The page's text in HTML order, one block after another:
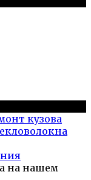
кузова
на нашем